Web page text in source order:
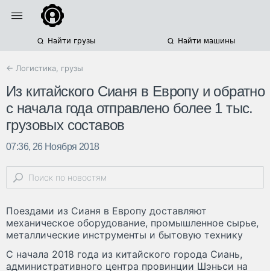
Найти грузы Найти машины
← Логистика, грузы
Из китайского Сианя в Европу и обратно
с начала года отправлено более 1 тыс.
грузовых составов
07:36, 26 Ноября 2018
Поездами из Сианя в Европу доставляют
механическое оборудование, промышленное сырье,
металлические инструменты и бытовую технику
С начала 2018 года из китайского города Сиань,
административного центра провинции Шэньси на